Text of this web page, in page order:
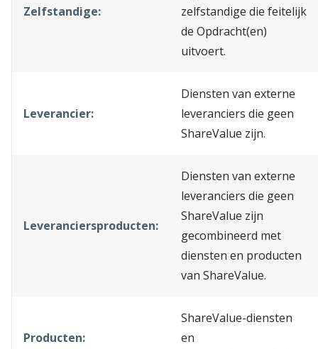
Zelfstandige:
zelfstandige die feitelijk
de Opdracht(en)
uitvoert.
Leverancier:
Diensten van externe
leveranciers die geen
ShareValue zijn.
Leveranciersproducten:
Diensten van externe
leveranciers die geen
ShareValue zijn
gecombineerd met
diensten en producten
van ShareValue.
Producten:
ShareValue-diensten
en